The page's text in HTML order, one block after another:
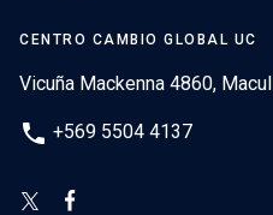
CENTRO CAMBIO GLOBAL UC
Vicuña Mackenna 4860, Macul
phone +569 5504 4137